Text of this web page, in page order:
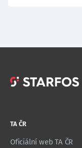
TA ČR
Oficiální web TA ČR